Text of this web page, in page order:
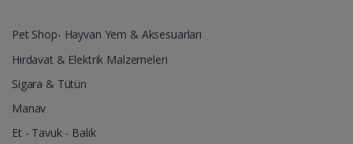
Pet Shop- Hayvan Yem & Aksesuarları
Hırdavat & Elektrik Malzemeleri
Sigara & Tütün
Manav
Et - Tavuk - Balık